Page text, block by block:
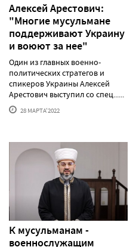
Алексей Арестович:
"Многие мусульмане
поддерживают Украину
и воюют за нее"
Один из главных военно-
политических стратегов и
спикеров Украины Алексей
Арестович выступил со спец......
28 МАРТА'2022
К мусульманам -
военнослужащим